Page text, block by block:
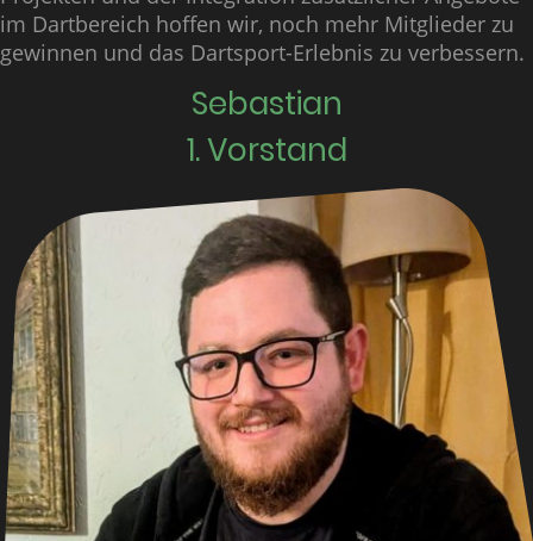
im Dartbereich hoffen wir, noch mehr Mitglieder zu
gewinnen und das Dartsport-Erlebnis zu verbessern.
Sebastian
1. Vorstand